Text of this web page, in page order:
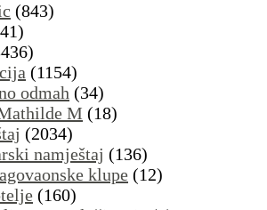
(843)
(1154)
odmah (34)
M (18)
(2034)
namještaj (136)
klupe (12)
(160)